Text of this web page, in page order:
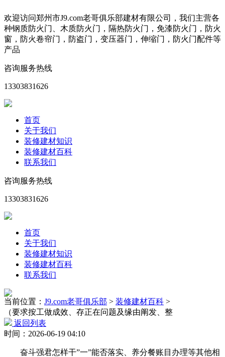
欢迎访问郑州市J9.com老哥俱乐部建材有限公司，我们主营各
种钢质防火门、木质防火门，隔热防火门，免漆防火门，防火
窗，防火卷帘门，防盗门，变压器门，伸缩门，防火门配件等
产品
咨询服务热线
13303831626
首页
关于我们
装修建材知识
装修建材百科
联系我们
咨询服务热线
13303831626
首页
关于我们
装修建材知识
装修建材百科
联系我们
当前位置： J9.com老哥俱乐部 > 装修建材百科 >
（要求按工做成效、存正在问题及缘由阐发、整
返回列表
时间：2026-06-19 04:10
奋斗强君怎样干”一”能否落实、养分餐账目办理等其他相